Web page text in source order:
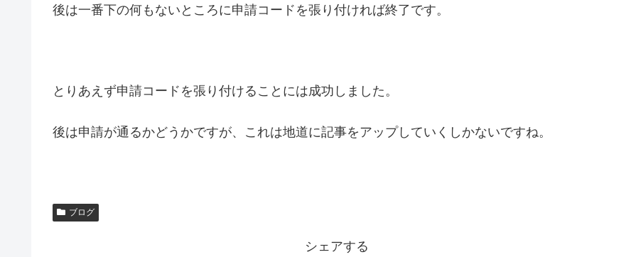
後は一番下の何もないところに申請コードを張り付ければ終了です。
とりあえず申請コードを張り付けることには成功しました。
後は申請が通るかどうかですが、これは地道に記事をアップしていくしかないですね。
ブログ
シェアする